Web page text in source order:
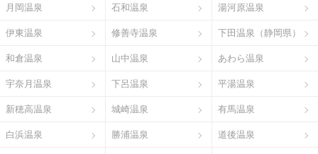
月岡温泉 石和温泉 湯河原温泉
伊東温泉 修善寺温泉 下田温泉（静岡県）
和倉温泉 山中温泉 あわら温泉
宇奈月温泉 下呂温泉 平湯温泉
新穂高温泉 城崎温泉 有馬温泉
白浜温泉 勝浦温泉 道後温泉